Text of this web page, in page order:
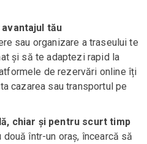
tău
sau organizare a traseului te
și să te adaptezi rapid la
de rezervări online îți
cazarea sau transportul pe
chiar și pentru scurt timp
într-un oraș, încearcă să